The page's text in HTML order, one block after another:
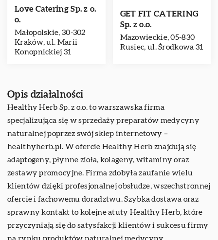
Love Catering Sp. z o.
o.
Małopolskie, 30-302
Kraków, ul. Marii
Konopnickiej 31
GET FIT CATERING
Sp. z o.o.
Mazowieckie, 05-830
Rusiec, ul. Środkowa 31
Opis działalności
Healthy Herb Sp. z o.o. to warszawska firma
specjalizująca się w sprzedaży preparatów medycyny
naturalnej poprzez swój sklep internetowy –
healthyherb.pl. W ofercie Healthy Herb znajdują się
adaptogeny, płynne zioła, kolageny, witaminy oraz
zestawy promocyjne. Firma zdobyła zaufanie wielu
klientów dzięki profesjonalnej obsłudze, wszechstronnej
ofercie i fachowemu doradztwu. Szybka dostawa oraz
sprawny kontakt to kolejne atuty Healthy Herb, które
przyczyniają się do satysfakcji klientów i sukcesu firmy